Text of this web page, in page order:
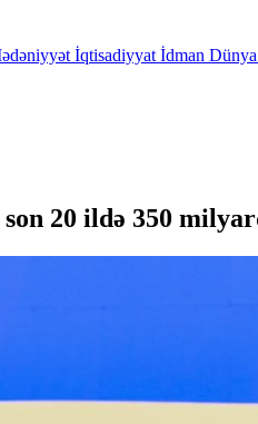
İqtisadiyyat İdman Dünya
20 ildə 350